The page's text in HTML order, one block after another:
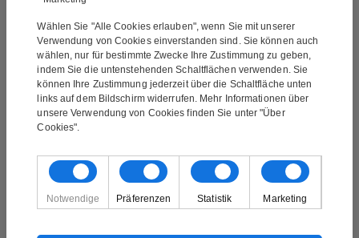
eine E-Mail mit einer Sendungsverfolgungsnummer.
Das Gemälde ist ein handgemaltes Ölgemälde. Es
handelt sich nicht um einen Druck oder ähnliches,
sondern ist handgemalt. Bei der Ölmalerei handelt es
sich um die klassische Form der Malerei. Ölgemälde
Das Gemälde ist über einen 3,5 cm dicken Blendrahmen
gespannt und kann direkt an einer Wand aufgehängt
Wählen Sie "Alle Cookies erlauben", wenn Sie mit unserer
Verwendung von Cookies einverstanden sind. Sie können auch
wählen, nur für bestimmte Zwecke Ihre Zustimmung zu geben,
indem Sie die untenstehenden Schaltflächen verwenden. Sie
können Ihre Zustimmung jederzeit über die Schaltfläche unten
links auf dem Bildschirm widerrufen. Mehr Informationen über
unsere Verwendung von Cookies finden Sie unter "Über
Cookies".
Notwendige Präferenzen Statistik Marketing